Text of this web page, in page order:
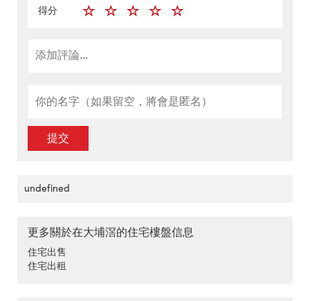
得分
提交
undefined
更多關於在大埔滘的住宅樓盤信息
住宅出售
住宅出租